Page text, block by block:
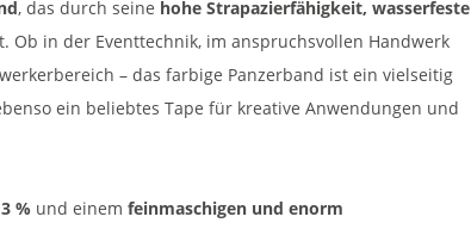
, das durch seine hohe Strapazierfähigkeit, wasserfeste
Ob in der Eventtechnik, im anspruchsvollen Handwerk
– das farbige Panzerband ist ein vielseitig
ein beliebtes Tape für kreative Anwendungen und
% und einem feinmaschigen und enorm